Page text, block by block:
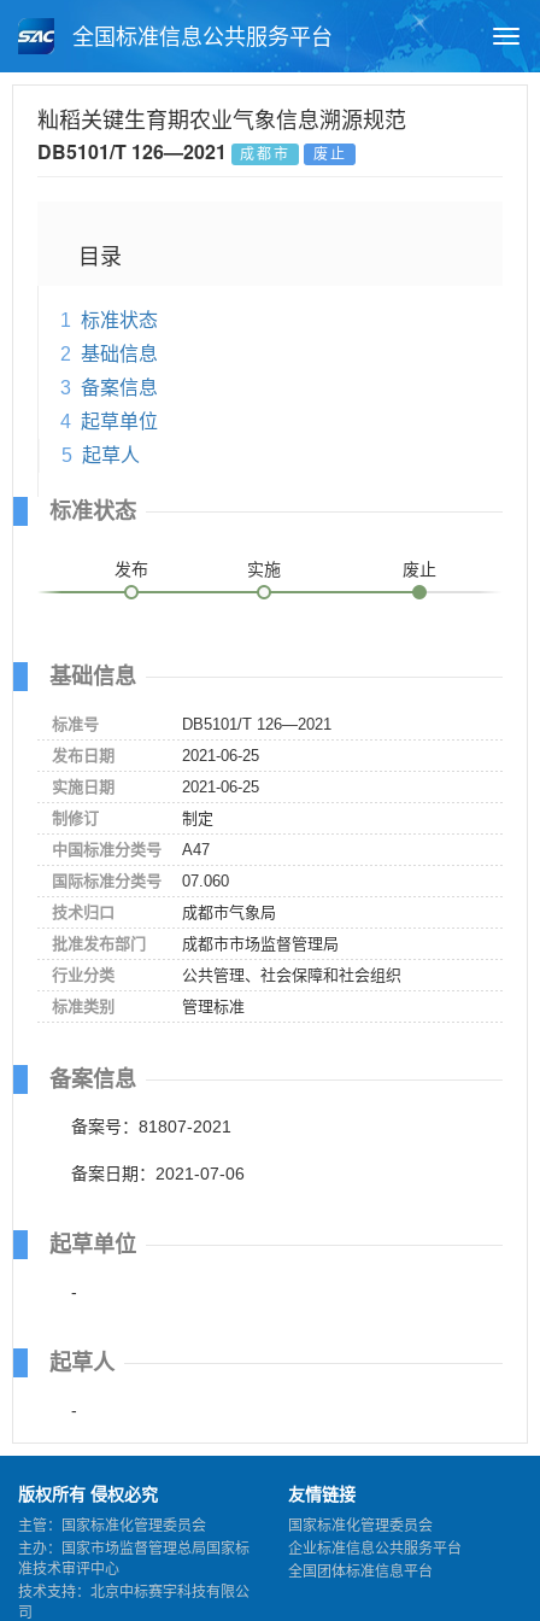
全国标准信息公共服务平台
月报查询 标准公告查询
籼稻关键生育期农业气象信息溯源规范
DB5101/T 126—2021 成都市 废止
目录
1 标准状态
2 基础信息
3 备案信息
4 起草单位
5 起草人
标准状态
发布 实施 废止
基础信息
标准号
DB5101/T 126—2021
发布日期
2021-06-25
实施日期
2021-06-25
制修订
制定
中国标准分类号
A47
国际标准分类号
07.060
技术归口
成都市气象局
批准发布部门
成都市市场监督管理局
行业分类
公共管理、社会保障和社会组织
标准类别
管理标准
备案信息
备案号：81807-2021
备案日期：2021-07-06
起草单位
-
起草人
-
版权所有 侵权必究
主管：国家标准化管理委员会
主办：国家市场监督管理总局国家标
准技术审评中心
技术支持：北京中标赛宇科技有限公
司
友情链接
国家标准化管理委员会
企业标准信息公共服务平台
全国团体标准信息平台